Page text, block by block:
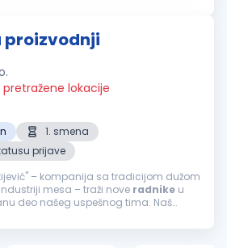
proizvodnji
pretražene lokacije
1. smena
prijave
– kompanija sa tradicijom dužom
mesa – traži nove radnike u
deo našeg uspešnog tima. Naš